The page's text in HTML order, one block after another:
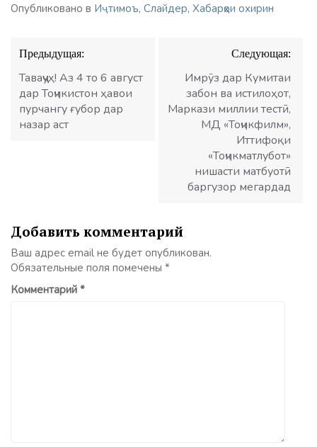
Опубликовано в Иҷтимоъ, Слайдер, Хабарҳои охирин
Навигация
по
записям
Предыдущая:
Таваҷҷуҳ! Аз 4 то 6 август
дар Тоҷикистон ҳавои
пурчангу ғубор дар
назар аст
Следующая:
Имрӯз дар Кумитаи
забон ва истилоҳот,
Маркази миллии тестӣ,
МД «Тоҷикфилм»,
Иттифоқи
«Тоҷикматлубот»
нишасти матбуотӣ
баргузор мегардад
Добавить комментарий
Ваш адрес email не будет опубликован.
Обязательные поля помечены *
Комментарий *